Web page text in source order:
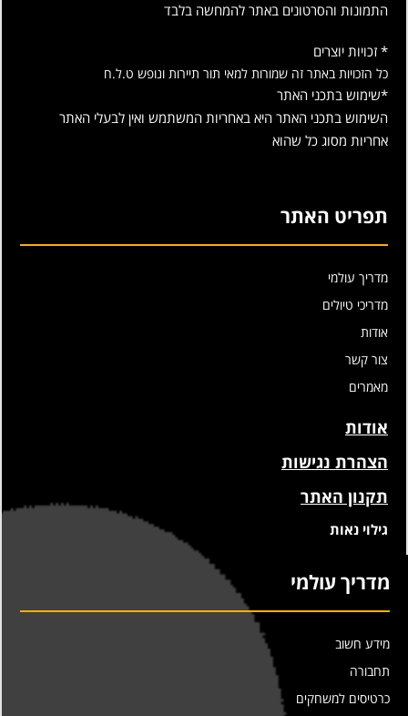
התמונות והסרטונים באתר להמחשה בלבד
* זכויות יוצרים
כל הזכויות באתר זה שמורות למאי תור תיירות ונופש ט.ל.ח
*שימוש בתכני האתר
השימוש בתכני האתר היא באחריות המשתמש ואין לבעלי האתר
אחריות מסוג כל שהוא
תפריט האתר
מדריך עולמי
מדריכי טיולים
אודות
צור קשר
מאמרים
אודות
הצהרת נגישות
תקנון האתר
גילוי נאות
מדריך עולמי
מידע חשוב
תחבורה
כרטיסים למשחקים